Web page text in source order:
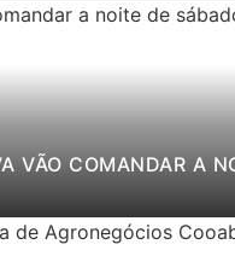
VÃO COMANDAR A